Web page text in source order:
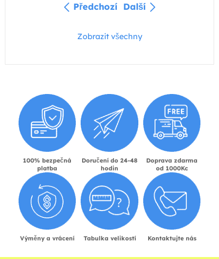
Předchozí Další
Zobrazit všechny
100% bezpečná
platba
Doručení do 24-48
hodin
Doprava zdarma
od 1000Kc
Výměny a vrácení Tabulka velikostí Kontaktujte nás